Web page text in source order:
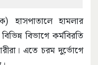
হাসপাতালে হামলার
বিভাগে কর্মবিরতি
এতে চরম দুর্ভোগে